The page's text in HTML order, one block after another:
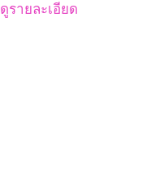
ดูรายละเอียด